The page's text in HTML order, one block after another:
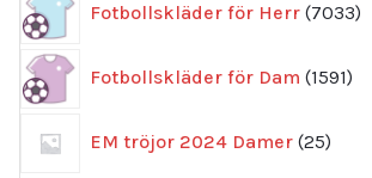
Fotbollskläder för Herr 7033
Fotbollskläder för Dam 1591
EM tröjor 2024 Damer 25